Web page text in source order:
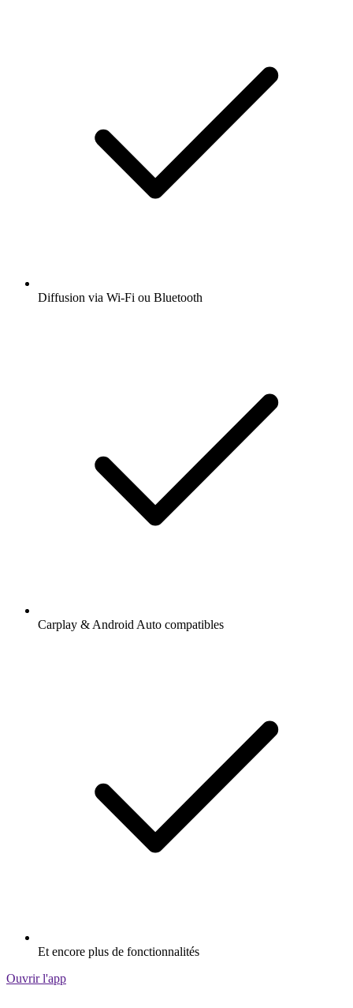
Diffusion via Wi-Fi ou Bluetooth
Carplay & Android Auto compatibles
Et encore plus de fonctionnalités
Ouvrir l'app